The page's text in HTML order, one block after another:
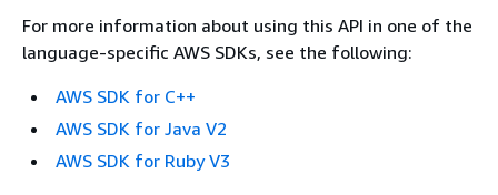
For more information about using this API in one of the
language-specific AWS SDKs, see the following:
AWS SDK for C++
AWS SDK for Java V2
AWS SDK for Ruby V3